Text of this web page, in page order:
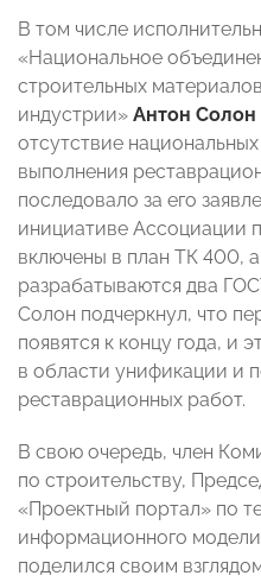
В том числе
«Национальное
строительных
индустрии» Антон Солон
отсутствие
выполнения
последовало за его
инициативе Ассоциации
включены в план ТК 400,
разрабатываются два
Солон подчеркнул, что
появятся к концу года, и
в области унификации и
реставрационных работ.
В свою очередь, член
по строительству,
«Проектный портал» по
информационного
поделился своим